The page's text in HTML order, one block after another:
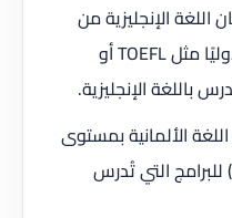
اللغة الإنجليزية من
خلال اختبارات معترف بها دوليًا مثل TOEFL أو
اللغة الألمانية بمستوى
معترف به (مثل شهادة C1) للبرامج التي تُدرس